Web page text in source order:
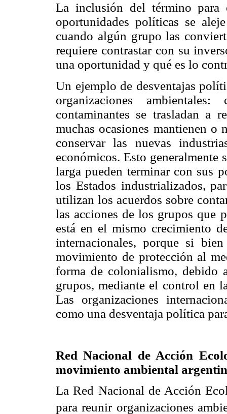
La inclusión del término
oportunidades políticas se
cuando algún grupo las
requiere contrastar con su
una oportunidad y qué es lo
Un ejemplo de desventajas
organizaciones
contaminantes se trasladan a
muchas ocasiones mantienen
conservar las nuevas
económicos. Esto generalmente
larga pueden terminar con sus
los Estados industrializados,
utilizan los acuerdos sobre
las acciones de los grupos que
está en el mismo crecimiento
internacionales, porque si
movimiento de protección al
forma de colonialismo, debido
grupos, mediante el control en
Las organizaciones
como una desventaja política
Red Nacional de Acción
movimiento ambiental
La Red Nacional de Acción
para reunir organizaciones